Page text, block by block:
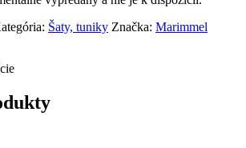
Šaty, tuniky Značka: Marimmel